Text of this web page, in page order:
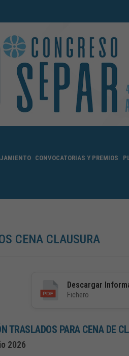
CONVOCATORIAS Y PREMIOS
CENA CLAUSURA
Descargar
Fichero
TRASLADOS PARA CENA DE
2026